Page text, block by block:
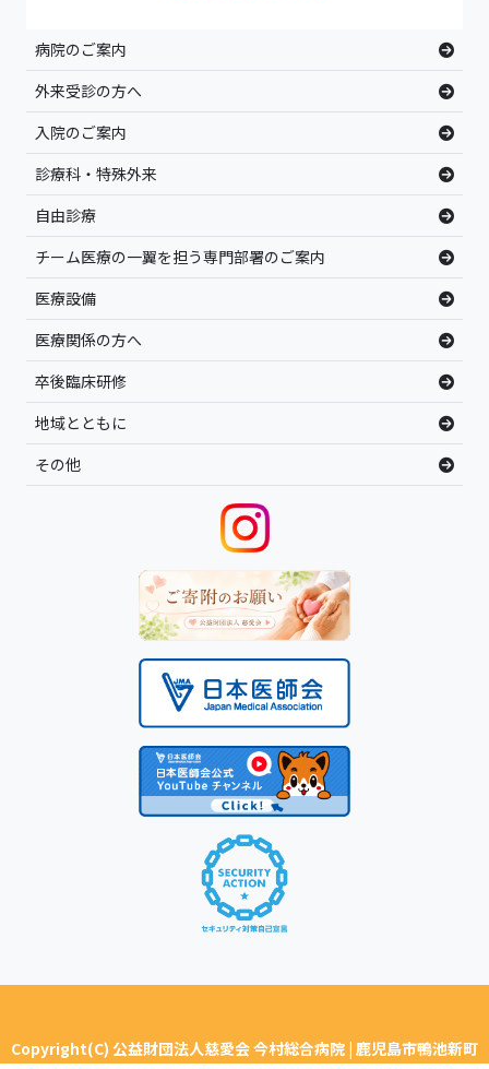
病院のご案内
外来受診の方へ
入院のご案内
診療科・特殊外来
自由診療
チーム医療の一翼を担う専門部署のご案内
医療設備
医療関係の方へ
卒後臨床研修
地域とともに
その他
Copyright(C) 公益財団法人慈愛会 今村総合病院 | 鹿児島市鴨池新町